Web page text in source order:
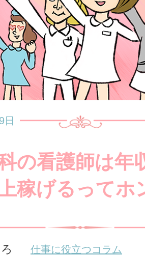
の看護師は年
稼げるってホ
日
仕事に役立つコラム